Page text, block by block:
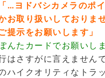
「…ヨドバシカメラのポ
お取り扱いしておりま
提示をお願いします」
ぽんたカードでお願いし
はさすがに言えません
ハイクオリティなトラ